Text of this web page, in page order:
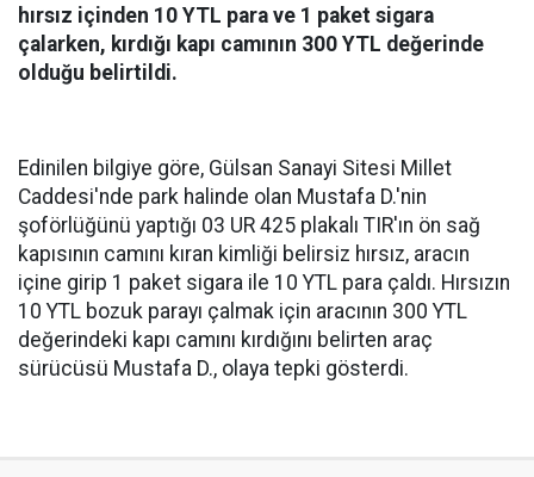
hırsız içinden 10 YTL para ve 1 paket sigara
çalarken, kırdığı kapı camının 300 YTL değerinde
olduğu belirtildi.
Edinilen bilgiye göre, Gülsan Sanayi Sitesi Millet
Caddesi'nde park halinde olan Mustafa D.'nin
şoförlüğünü yaptığı 03 UR 425 plakalı TIR'ın ön sağ
kapısının camını kıran kimliği belirsiz hırsız, aracın
içine girip 1 paket sigara ile 10 YTL para çaldı. Hırsızın
10 YTL bozuk parayı çalmak için aracının 300 YTL
değerindeki kapı camını kırdığını belirten araç
sürücüsü Mustafa D., olaya tepki gösterdi.